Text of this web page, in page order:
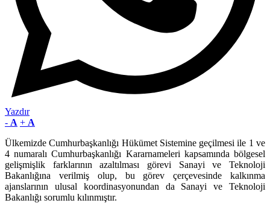
Yazdır
- A + A
Ülkemizde Cumhurbaşkanlığı Hükümet Sistemine geçilmesi ile 1 ve
4 numaralı Cumhurbaşkanlığı Kararnameleri kapsamında bölgesel
gelişmişlik farklarının azaltılması görevi Sanayi ve Teknoloji
Bakanlığına verilmiş olup, bu görev çerçevesinde kalkınma
ajanslarının ulusal koordinasyonundan da Sanayi ve Teknoloji
Bakanlığı sorumlu kılınmıştır.